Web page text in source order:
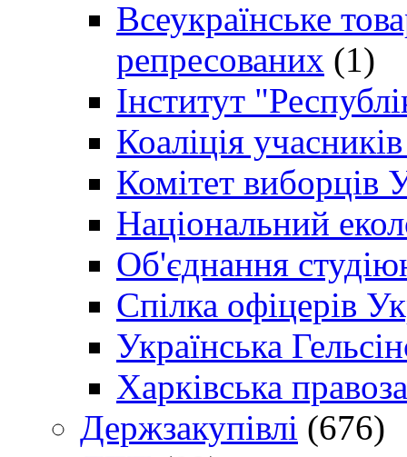
Всеукраїнське
репресованих (1)
Інститут
Коаліція
Комітет виборців
Національний
Об'єднання
Спілка офіцерів
Українська
Харківська
Держзакупівлі (676)